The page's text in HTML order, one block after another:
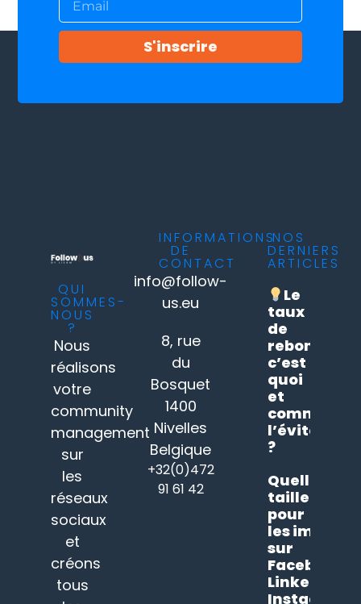
S'inscrire
QUI
SOMMES-
NOUS
?
Nous
réalisons
votre
community
management
sur
les
réseaux
sociaux
et
créons
tous
INFORMATIONS
DE
CONTACT
info@follow-
us.eu
8, rue
du
Bosquet
1400
Nivelles
Belgique
+32(0)472
91 61 42
NOS
DERNIERS
ARTICLES
Le
taux
de
rebond
c’est
quoi
et
comment
l’éviter
?
Quelle
taille
pour
les images
sur
Facebook,
LinkedIn,
Instagram,